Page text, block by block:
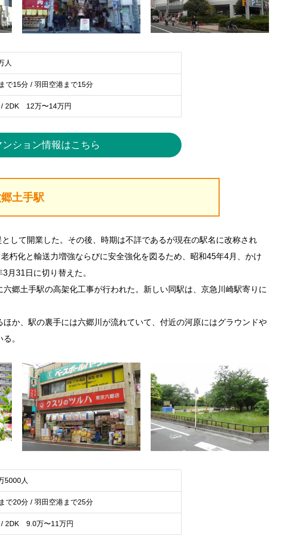
人
で15分 / 羽田空港まで15分
2DK 12万〜14万円
ション情報はこちら
土手駅
して開業した。その後、時期は不詳であるが現在の駅名に改称され
朽化と輸送力増強ならびに安全強化を図るため、昭和45年4月、かけ
月31日に切り替えた。
郷土手駅の高架化工事が行われた。新しい同駅は、京急川崎駅寄りに
か、駅の裏手には六郷川が流れていて、付近の河原にはグラウンドや
。
5000人
で20分 / 羽田空港まで25分
2DK 9.0万〜11万円